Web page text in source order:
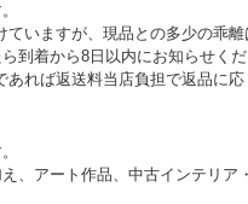
。
いますが、現品との多少の乖
到着から8日以内にお知らせく
れば返送料当店負担で返品に応
、アート作品、中古インテリア